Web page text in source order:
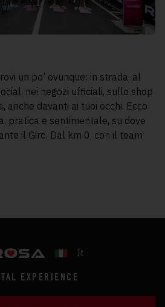
un po’ ovunque: in strada, al
nei negozi ufficiali, sullo shop
anche davanti ai tuoi occhi. Ecco
pratica e sentimentale, su dove
il Giro. Dal km 0, con il team
It
EXPERIENCE